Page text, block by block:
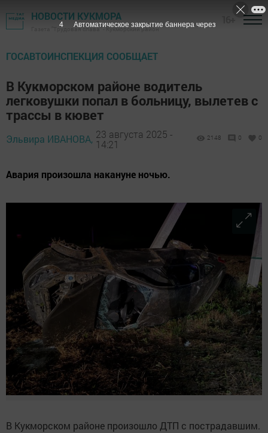
НОВОСТИ КУКМОРА
Газета "Трудовая слава" - Кукморский район
ГОСАВТОИНСПЕКЦИЯ СООБЩАЕТ
В Кукморском районе водитель
легковушки попал в больницу, вылетев с
трассы в кювет
Эльвира ИВАНОВА, 23 августа 2025 -
14:21
2148 0 0
Авария произошла накануне ночью.
В Кукморском районе произошло ДТП с пострадавшим.
2 Автоматическое закрытие баннера через